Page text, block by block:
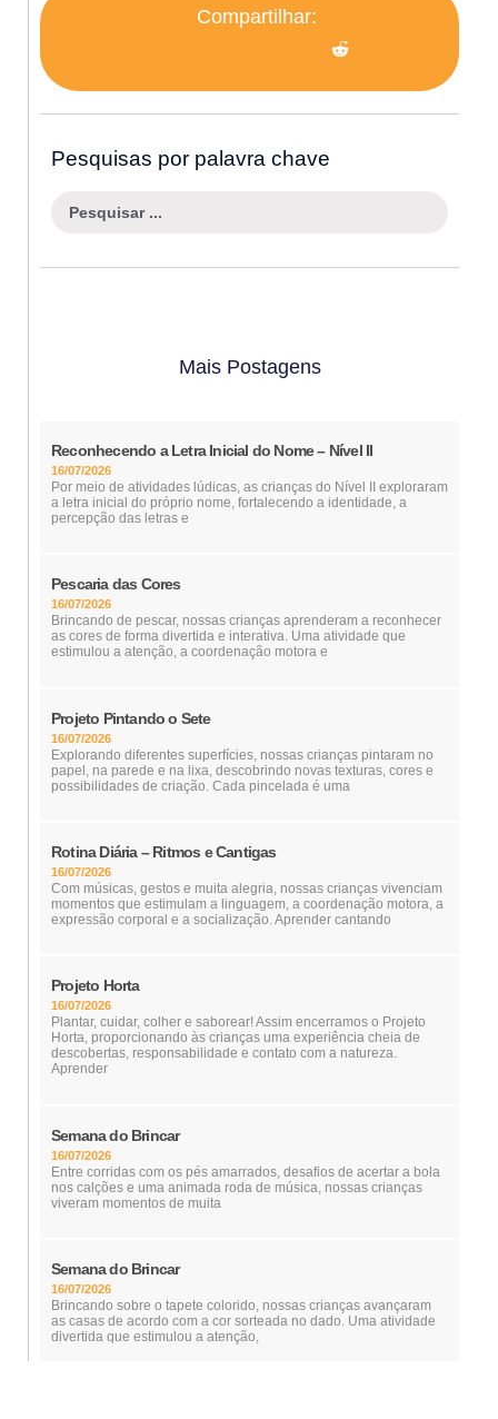
Compartilhar:
Pesquisas por palavra chave
Mais Postagens
Reconhecendo a Letra Inicial do Nome – Nível II
16/07/2026
Por meio de atividades lúdicas, as crianças do Nível II exploraram
a letra inicial do próprio nome, fortalecendo a identidade, a
percepção das letras e
Pescaria das Cores
16/07/2026
Brincando de pescar, nossas crianças aprenderam a reconhecer
as cores de forma divertida e interativa. Uma atividade que
estimulou a atenção, a coordenação motora e
Projeto Pintando o Sete
16/07/2026
Explorando diferentes superfícies, nossas crianças pintaram no
papel, na parede e na lixa, descobrindo novas texturas, cores e
possibilidades de criação. Cada pincelada é uma
Rotina Diária – Ritmos e Cantigas
16/07/2026
Com músicas, gestos e muita alegria, nossas crianças vivenciam
momentos que estimulam a linguagem, a coordenação motora, a
expressão corporal e a socialização. Aprender cantando
Projeto Horta
16/07/2026
Plantar, cuidar, colher e saborear! Assim encerramos o Projeto
Horta, proporcionando às crianças uma experiência cheia de
descobertas, responsabilidade e contato com a natureza.
Aprender
Semana do Brincar
16/07/2026
Entre corridas com os pés amarrados, desafios de acertar a bola
nos calções e uma animada roda de música, nossas crianças
viveram momentos de muita
Semana do Brincar
16/07/2026
Brincando sobre o tapete colorido, nossas crianças avançaram
as casas de acordo com a cor sorteada no dado. Uma atividade
divertida que estimulou a atenção,